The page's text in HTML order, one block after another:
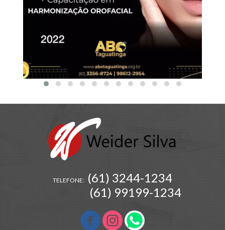
TELEFONE:(61) 3244-1234
(61) 99199-1234